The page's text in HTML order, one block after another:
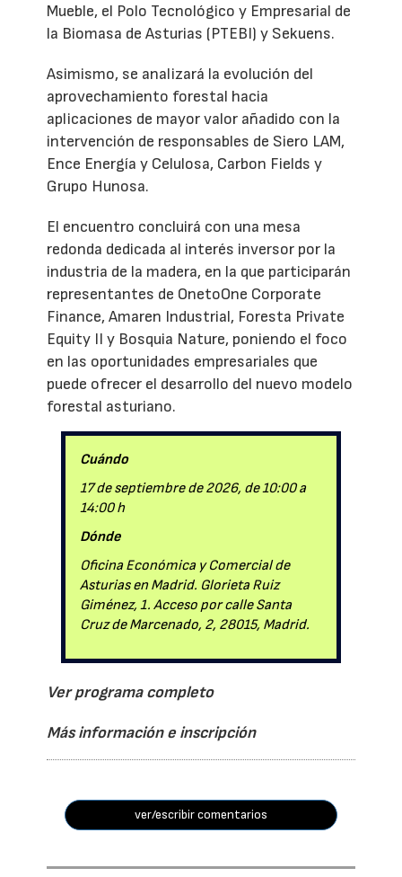
Mueble, el Polo Tecnológico y Empresarial de
la Biomasa de Asturias (PTEBI) y Sekuens.
Asimismo, se analizará la evolución del
aprovechamiento forestal hacia
aplicaciones de mayor valor añadido con la
intervención de responsables de Siero LAM,
Ence Energía y Celulosa, Carbon Fields y
Grupo Hunosa.
El encuentro concluirá con una mesa
redonda dedicada al interés inversor por la
industria de la madera, en la que participarán
representantes de OnetoOne Corporate
Finance, Amaren Industrial, Foresta Private
Equity II y Bosquia Nature, poniendo el foco
en las oportunidades empresariales que
puede ofrecer el desarrollo del nuevo modelo
forestal asturiano.
Cuándo
17 de septiembre de 2026, de 10:00 a
14:00 h
Dónde
Oficina Económica y Comercial de
Asturias en Madrid. Glorieta Ruiz
Giménez, 1. Acceso por calle Santa
Cruz de Marcenado, 2, 28015, Madrid.
Ver programa completo
Más información e inscripción
ver/escribir comentarios